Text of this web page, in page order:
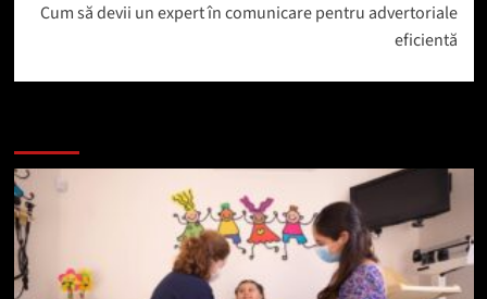
Cum să devii un expert în comunicare pentru advertoriale
eficientă